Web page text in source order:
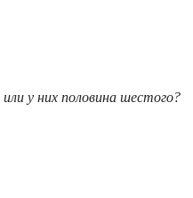
у них половина шестого?